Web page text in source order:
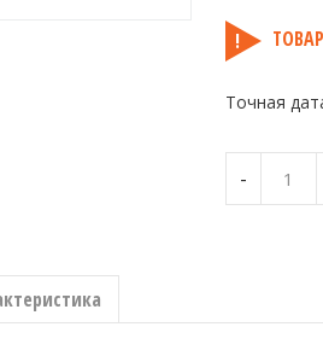
Точная
-
STELLA